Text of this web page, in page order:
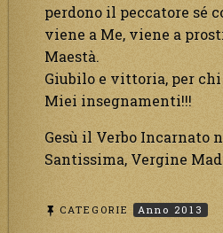
perdono il peccatore sé
viene a Me, viene a
Maestà.
Giubilo e vittoria, per
Miei insegnamenti!!!
Gesù il Verbo Incarnato
Santissima, Vergine
CATEGORIE Anno 2013